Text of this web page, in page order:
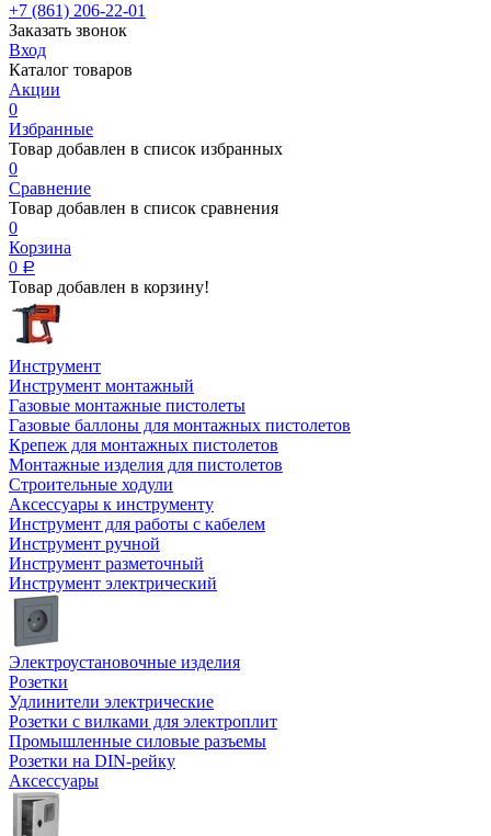
+7 (861) 206-22-01
Заказать звонок
Вход
Каталог товаров
Акции
0
Избранные
Товар добавлен в список избранных
0
Сравнение
Товар добавлен в список сравнения
0
Корзина
0 Р
Товар добавлен в корзину!
Инструмент
Инструмент монтажный
Газовые монтажные пистолеты
Газовые баллоны для монтажных пистолетов
Крепеж для монтажных пистолетов
Монтажные изделия для пистолетов
Строительные ходули
Аксессуары к инструменту
Инструмент для работы с кабелем
Инструмент ручной
Инструмент разметочный
Инструмент электрический
Электроустановочные изделия
Розетки
Удлинители электрические
Розетки с вилками для электроплит
Промышленные силовые разъемы
Розетки на DIN-рейку
Аксессуары